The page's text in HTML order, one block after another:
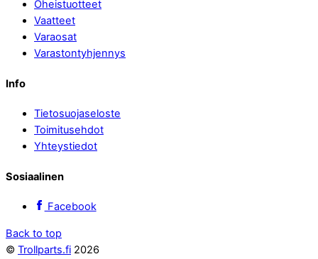
Oheistuotteet
Vaatteet
Varaosat
Varastontyhjennys
Info
Tietosuojaseloste
Toimitusehdot
Yhteystiedot
Sosiaalinen
Facebook
Back to top
© Trollparts.fi 2026